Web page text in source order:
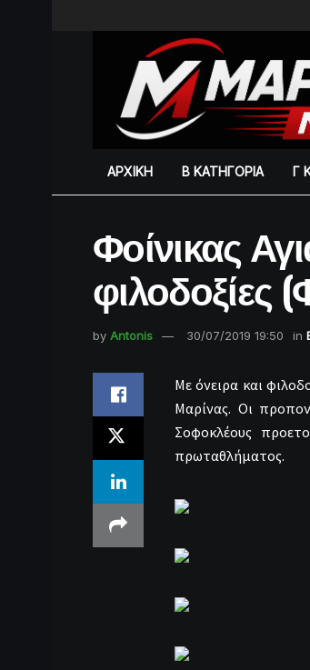
ΑΡΧΙΚΗ Β ΚΑΤΗΓΟΡΙΑ Γ
Φοίνικας
φιλοδοξίες
by Antonis 30/07/2019 19:50 in
Με όνειρα και
Μαρίνας. Οι
Σοφοκλέους
πρωταθλήματος.